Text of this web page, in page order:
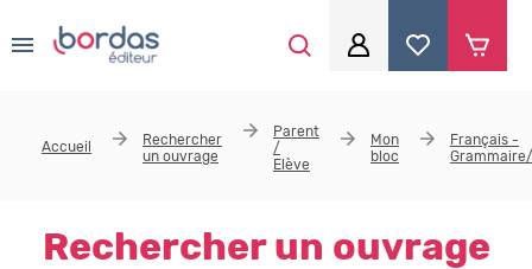
Je me connecte
Accueil
Rechercher
un ouvrage
Parent
/
Elève
Mon
bloc
Français -
Rechercher un ouvrage